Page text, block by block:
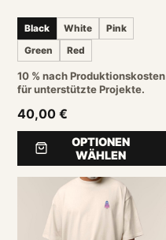
Black White
Pink
Green
Red
10 % nach Produktionskosten
für unterstützte Projekte.
40,00 €
OPTIONEN
WÄHLEN